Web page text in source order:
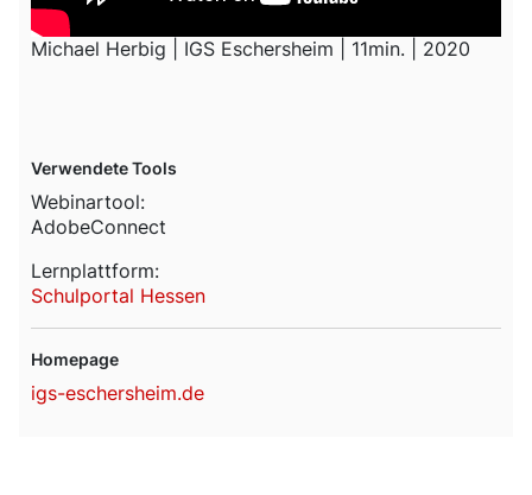
Michael Herbig | IGS Eschersheim | 11min. | 2020
Verwendete Tools
Webinartool:
AdobeConnect
Lernplattform:
Schulportal Hessen
Homepage
igs-eschersheim.de